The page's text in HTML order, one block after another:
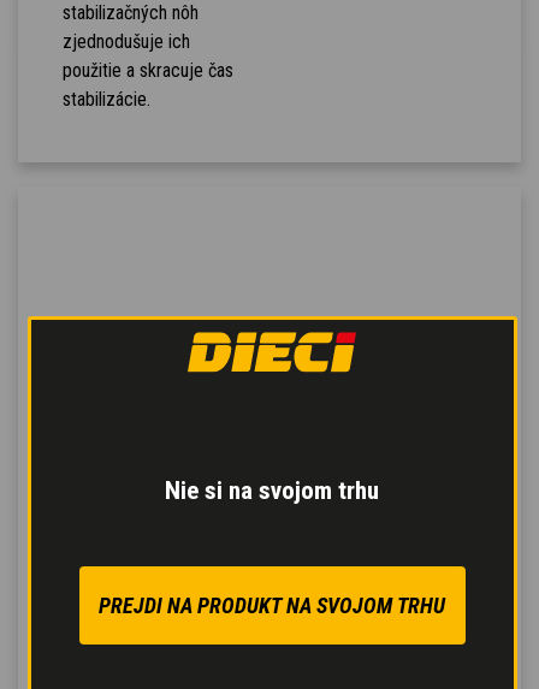
Nie si na svojom trhu
PREJDI NA PRODUKT NA SVOJOM TRHU
stabilizačných nôh
zjednodušuje ich
použitie a skracuje čas
stabilizácie.